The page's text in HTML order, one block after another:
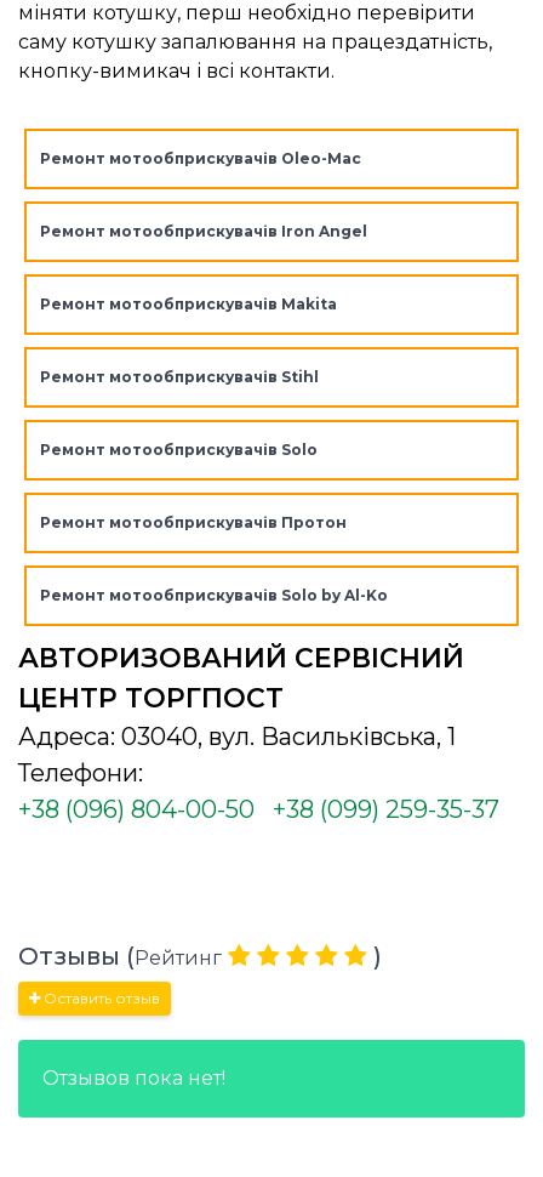
міняти котушку, перш необхідно перевірити
саму котушку запалювання на працездатність,
кнопку-вимикач і всі контакти.
Ремонт мотообприскувачів Oleo-Mac
Ремонт мотообприскувачів Iron Angel
Ремонт мотообприскувачів Makita
Ремонт мотообприскувачів Stihl
Ремонт мотообприскувачів Solo
Ремонт мотообприскувачів Протон
Ремонт мотообприскувачів Solo by Al-Ko
АВТОРИЗОВАНИЙ СЕРВІСНИЙ
ЦЕНТР ТОРГПОСТ
Адреса: 03040, вул. Васильківська, 1
Телефони:
+38 (096) 804-00-50
+38 (099) 259-35-37
Отзывы (Рейтинг )
Оставить отзыв
Отзывов пока нет!